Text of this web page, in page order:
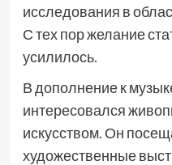
исследования в
С тех пор желание
усилилось.
В дополнение к
интересовался
искусством. Он
художественные